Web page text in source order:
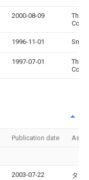
2000-08-09
The
1996-11-01 Smk
1997-07-01
The
Publication date
2003-07-22
タイ